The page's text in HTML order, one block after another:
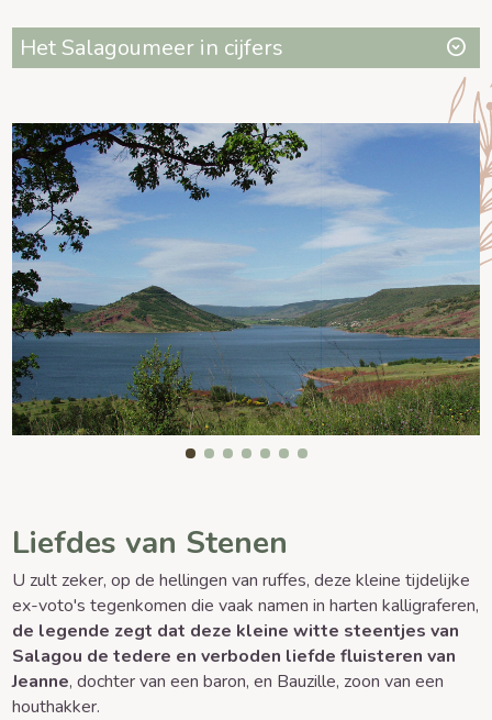
Het Salagoumeer in cijfers
Liefdes van Stenen
U zult zeker, op de hellingen van ruffes, deze kleine tijdelijke
ex-voto's tegenkomen die vaak namen in harten kalligraferen,
de legende zegt dat deze kleine witte steentjes van
Salagou de tedere en verboden liefde fluisteren van
Jeanne, dochter van een baron, en Bauzille, zoon van een
houthakker.